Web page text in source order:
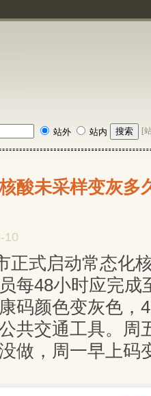
站外 站内 [
酸未采样变灰多
10
正式启动常态化
每48小时应完成
码颜色变灰色，
共交通工具。周
做，周一早上码